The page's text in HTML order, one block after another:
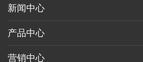
新闻中心
产品中心
营销中心